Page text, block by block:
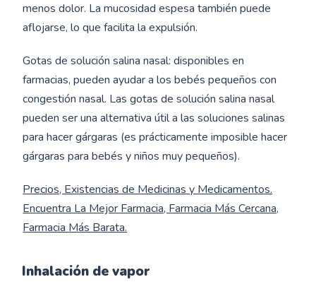
menos dolor. La mucosidad espesa también puede
aflojarse, lo que facilita la expulsión.
Gotas de solución salina nasal: disponibles en
farmacias, pueden ayudar a los bebés pequeños con
congestión nasal. Las gotas de solución salina nasal
pueden ser una alternativa útil a las soluciones salinas
para hacer gárgaras (es prácticamente imposible hacer
gárgaras para bebés y niños muy pequeños).
Precios, Existencias de Medicinas y Medicamentos.
Encuentra La Mejor Farmacia, Farmacia Más Cercana,
Farmacia Más Barata.
Inhalación de vapor